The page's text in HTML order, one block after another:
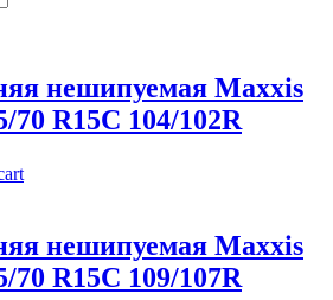
нешипуемая Maxxis
70 R15C 104/102R
нешипуемая Maxxis
70 R15C 109/107R